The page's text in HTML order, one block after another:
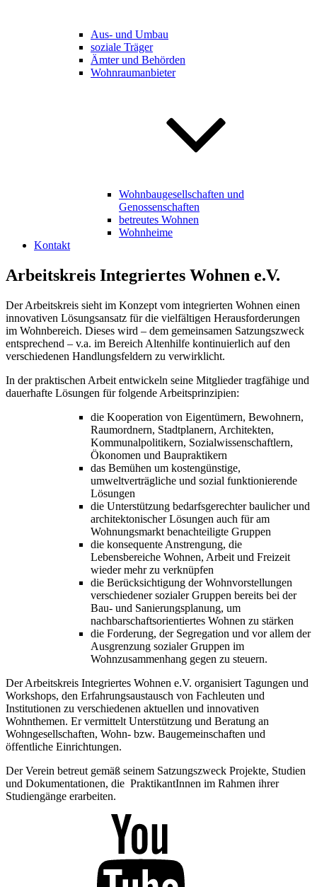
Aus- und Umbau
soziale Träger
Ämter und Behörden
Wohnraumanbieter
Wohnbaugesellschaften und
Genossenschaften
betreutes Wohnen
Wohnheime
Kontakt
Arbeitskreis Integriertes Wohnen e.V.
Der Arbeitskreis sieht im Konzept vom integrierten Wohnen einen
innovativen Lösungsansatz für die vielfältigen Herausforderungen
im Wohnbereich. Dieses wird – dem gemeinsamen Satzungszweck
entsprechend – v.a. im Bereich Altenhilfe kontinuierlich auf den
verschiedenen Handlungsfeldern zu verwirklicht.
In der praktischen Arbeit entwickeln seine Mitglieder tragfähige und
dauerhafte Lösungen für folgende Arbeitsprinzipien:
die Kooperation von Eigentümern, Bewohnern,
Raumordnern, Stadtplanern, Architekten,
Kommunalpolitikern, Sozialwissenschaftlern,
Ökonomen und Baupraktikern
das Bemühen um kostengünstige,
umweltverträgliche und sozial funktionierende
Lösungen
die Unterstützung bedarfsgerechter baulicher und
architektonischer Lösungen auch für am
Wohnungsmarkt benachteiligte Gruppen
die konsequente Anstrengung, die
Lebensbereiche Wohnen, Arbeit und Freizeit
wieder mehr zu verknüpfen
die Berücksichtigung der Wohnvorstellungen
verschiedener sozialer Gruppen bereits bei der
Bau- und Sanierungsplanung, um
nachbarschaftsorientiertes Wohnen zu stärken
die Forderung, der Segregation und vor allem der
Ausgrenzung sozialer Gruppen im
Wohnzusammenhang gegen zu steuern.
Der Arbeitskreis Integriertes Wohnen e.V. organisiert Tagungen und
Workshops, den Erfahrungsaustausch von Fachleuten und
Institutionen zu verschiedenen aktuellen und innovativen
Wohnthemen. Er vermittelt Unterstützung und Beratung an
Wohngesellschaften, Wohn- bzw. Baugemeinschaften und
öffentliche Einrichtungen.
Der Verein betreut gemäß seinem Satzungszweck Projekte, Studien
und Dokumentationen, die PraktikantInnen im Rahmen ihrer
Studiengänge erarbeiten.